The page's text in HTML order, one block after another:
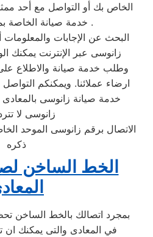
الخاص بك أو التواصل مع أحد
خدمة صيانة الخاصة بمنتجات زانوسى .
البحث عن الإجابات
زانوسى عبر الإنترنت يمكنك
وطلب خدمة صيانة والاطلاع
ارضاء عملائنا. ويمكنكم
خدمة صيانة زانوسى
زانوسى لا
الاتصال برقم زانوسى الموحد
ذكره
الخط الساخن
بمجرد اتصالك بالخط الساخن
في المعادى والتى يمكنك